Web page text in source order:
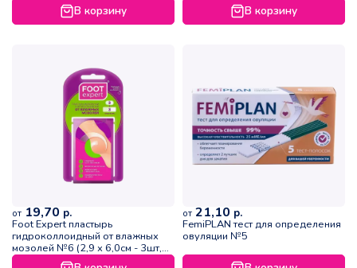
В корзину В корзину
от 19,70 р.
Foot Expert пластырь
гидроколлоидный от влажных
мозолей №6 (2,9 х 6,0см - 3шт,
2,2 х 4,1см - 3шт)
от 21,10 р.
FemiPLAN тест для определения
овуляции №5